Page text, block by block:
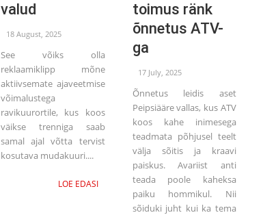
valud
18 August, 2025
See võiks olla
reklaamiklipp mõne
aktiivsemate ajaveetmise
võimalustega
ravikuurortile, kus koos
väikse trenniga saab
samal ajal võtta tervist
kosutava mudakuuri....
LOE EDASI
toimus ränk
õnnetus ATV-
ga
17 July, 2025
Õnnetus leidis aset
Peipsiääre vallas, kus ATV
koos kahe inimesega
teadmata põhjusel teelt
välja sõitis ja kraavi
paiskus. Avariist anti
teada poole kaheksa
paiku hommikul. Nii
sõiduki juht kui ka tema